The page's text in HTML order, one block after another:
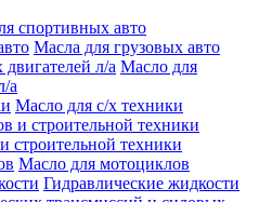
спортивных авто
Масла для грузовых авто
Масло для
а
Масло для с/х техники
строительной техники
Масло для мотоциклов
Гидравлические жидкости